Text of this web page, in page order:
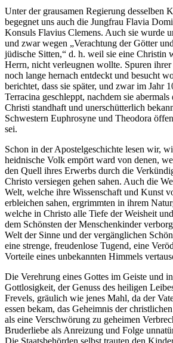
Unter der grausamen Regierung desselben
begegnet uns auch die Jungfrau Flavia
Konsuls Flavius Clemens. Auch sie wurde
und zwar wegen „Verachtung der Götter
jüdische Sitten,“ d. h. weil sie eine Christin
Herrn, nicht verleugnen wollte. Spuren
noch lange hernach entdeckt und besucht
berichtet, dass sie später, und zwar im Jahr
Terracina geschleppt, nachdem sie
Christi standhaft und unerschütterlich
Schwestern Euphrosyne und Theodora
sei.
Schon in der Apostelgeschichte lesen wir,
heidnische Volk empört ward von denen,
den Quell ihres Erwerbs durch die
Christo versiegen gehen sahen. Auch die
Welt, welche ihre Wissenschaft und Kunst
erbleichen sahen, ergrimmten in ihrem
welche in Christo alle Tiefe der Weisheit
dem Schönsten der Menschenkinder
Welt der Sinne und der vergänglichen
eine strenge, freudenlose Tugend, eine
Vorteile eines unbekannten Himmels
Die Verehrung eines Gottes im Geiste und
Gottlosigkeit, der Genuss des heiligen
Frevels, gräulich wie jenes Mahl, da der
essen bekam, das Geheimnis der
als eine Verschwörung zu geheimen
Bruderliebe als Anreizung und Folge
Die Staatsbehörden selbst trauten den